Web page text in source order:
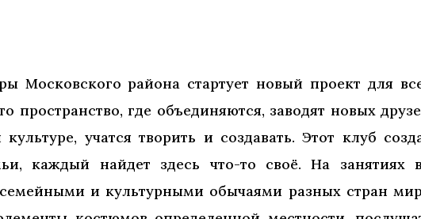
Московского района стартует новый проект для
пространство, где объединяются, заводят новых
учатся творить и создавать. Этот клуб
каждый найдет здесь что-то своё. На занятиях
и культурными обычаями разных стран